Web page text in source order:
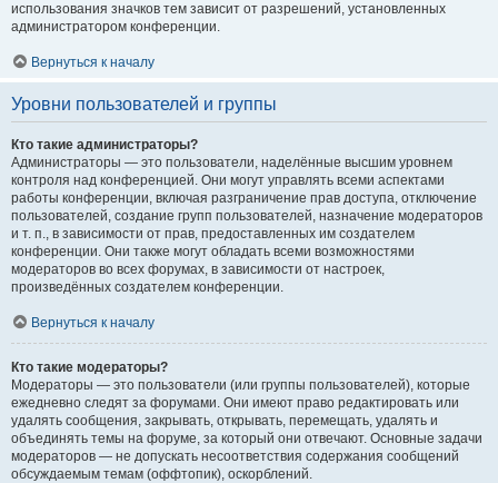
использования значков тем зависит от разрешений, установленных
администратором конференции.
Вернуться к началу
Уровни пользователей и группы
Кто такие администраторы?
Администраторы — это пользователи, наделённые высшим уровнем
контроля над конференцией. Они могут управлять всеми аспектами
работы конференции, включая разграничение прав доступа, отключение
пользователей, создание групп пользователей, назначение модераторов
и т. п., в зависимости от прав, предоставленных им создателем
конференции. Они также могут обладать всеми возможностями
модераторов во всех форумах, в зависимости от настроек,
произведённых создателем конференции.
Вернуться к началу
Кто такие модераторы?
Модераторы — это пользователи (или группы пользователей), которые
ежедневно следят за форумами. Они имеют право редактировать или
удалять сообщения, закрывать, открывать, перемещать, удалять и
объединять темы на форуме, за который они отвечают. Основные задачи
модераторов — не допускать несоответствия содержания сообщений
обсуждаемым темам (оффтопик), оскорблений.